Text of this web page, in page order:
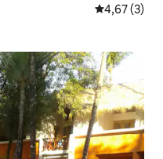
Prosječna
4,67 (3)